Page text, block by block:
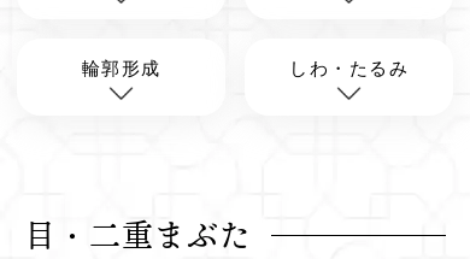
輪郭形成 しわ・たるみ
目・二重まぶた